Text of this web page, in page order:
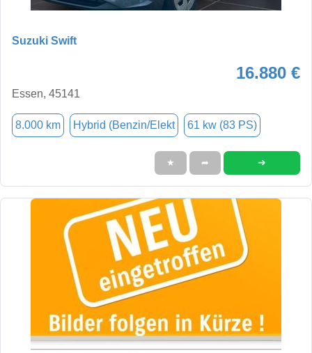
Suzuki Swift
16.880 €
Essen, 45141
8.000 km Hybrid (Benzin/Elekt 61 kw (83 PS)
★ ➦ ➜